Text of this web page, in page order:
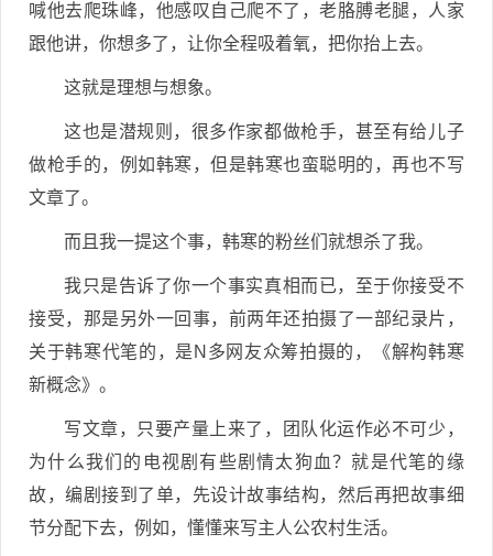
喊他去爬珠峰，他感叹自己爬不了，老胳膊老腿，人家
跟他讲，你想多了，让你全程吸着氧，把你抬上去。
这就是理想与想象。
这也是潜规则，很多作家都做枪手，甚至有给儿子
做枪手的，例如韩寒，但是韩寒也蛮聪明的，再也不写
文章了。
而且我一提这个事，韩寒的粉丝们就想杀了我。
我只是告诉了你一个事实真相而已，至于你接受不
接受，那是另外一回事，前两年还拍摄了一部纪录片，
关于韩寒代笔的，是N多网友众筹拍摄的，《解构韩寒
新概念》。
写文章，只要产量上来了，团队化运作必不可少，
为什么我们的电视剧有些剧情太狗血？就是代笔的缘
故，编剧接到了单，先设计故事结构，然后再把故事细
节分配下去，例如，懂懂来写主人公农村生活。